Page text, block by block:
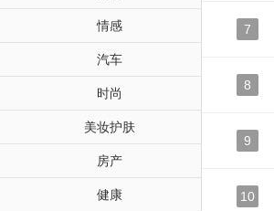
情感
汽车
时尚
美妆护肤
房产
健康
7
8
9
10